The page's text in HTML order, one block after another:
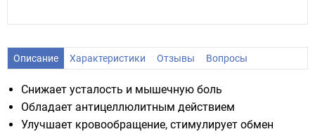
Описание Характеристики Отзывы Вопросы
Снижает усталость и мышечную боль
Обладает антицеллюлитным действием
Улучшает кровообращение, стимулирует обмен